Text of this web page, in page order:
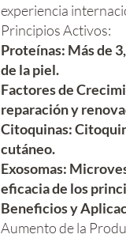
experiencia
Principios Activos:
Proteínas: Más de
de la piel.
Factores de
reparación y
Citoquinas:
cutáneo.
Exosomas:
eficacia de los
Beneficios y
Aumento de la